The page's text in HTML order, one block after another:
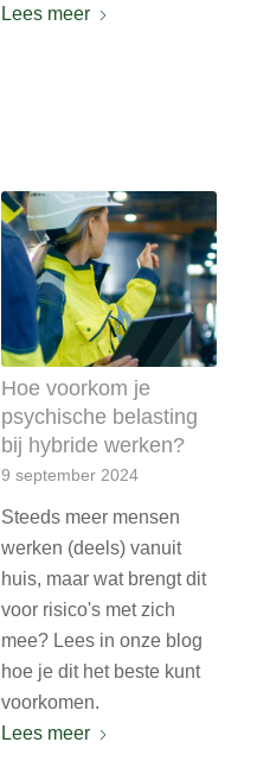
Lees meer
Hoe voorkom je
psychische belasting
bij hybride werken?
9 september 2024
Steeds meer mensen
werken (deels) vanuit
huis, maar wat brengt dit
voor risico's met zich
mee? Lees in onze blog
hoe je dit het beste kunt
voorkomen.
Lees meer